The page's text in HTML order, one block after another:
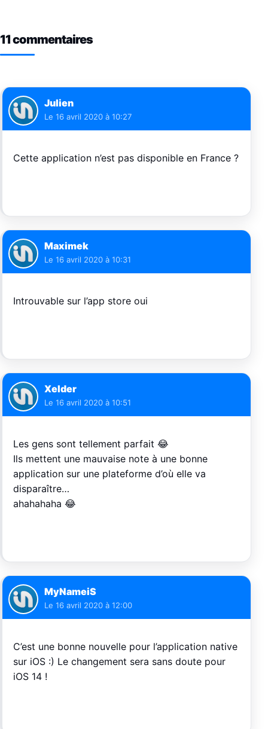
11 commentaires
Julien
Le 16 avril 2020 à 10:27
Cette application n’est pas disponible en France ?
Maximek
Le 16 avril 2020 à 10:31
Introuvable sur l’app store oui
Xelder
Le 16 avril 2020 à 10:51
Les gens sont tellement parfait 😂
Ils mettent une mauvaise note à une bonne
application sur une plateforme d’où elle va
disparaître…
ahahahaha 😂
MyNameiS
Le 16 avril 2020 à 12:00
C’est une bonne nouvelle pour l’application native
sur iOS :) Le changement sera sans doute pour
iOS 14 !